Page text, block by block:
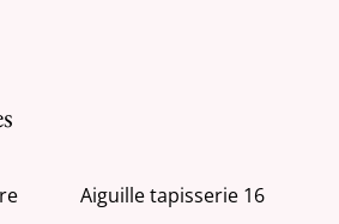
Aiguille tapisserie 16